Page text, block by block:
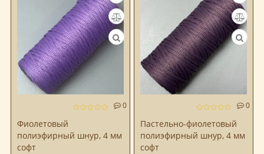
0
Фиолетовый
полиэфирный шнур, 4 мм
софт
0
Пастельно-фиолетовый
полиэфирный шнур, 4 мм
софт